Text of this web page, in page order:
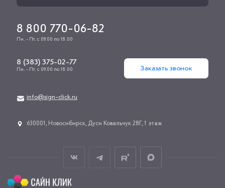
8 800 770-06-82
Пн. - Пт. с 09.00 по 18.00
8 (383) 375-02-77
Пн. - Пт. с 09.00 по 18.00 Заказать звонок
info@sign-click.ru
​630001, Новосибирск, Дуси Ковальчук 28Г, 1 этаж